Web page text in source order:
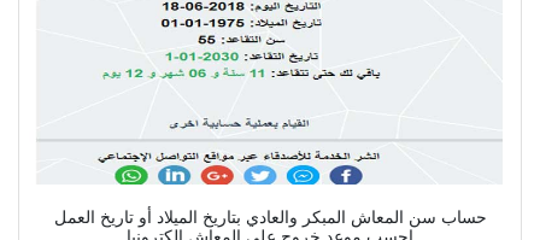
حساب سن المعاش المبكر والعادي بتاريخ الميلاد أو تاريخ العمل
احسب موعد خروج علي المعاش الكترونيا